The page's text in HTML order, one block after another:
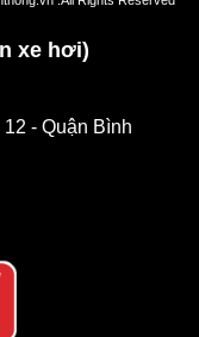
xe hơi)
- Quận Bình